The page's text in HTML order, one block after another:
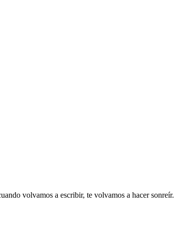
volvamos a escribir, te volvamos a hacer sonreír.